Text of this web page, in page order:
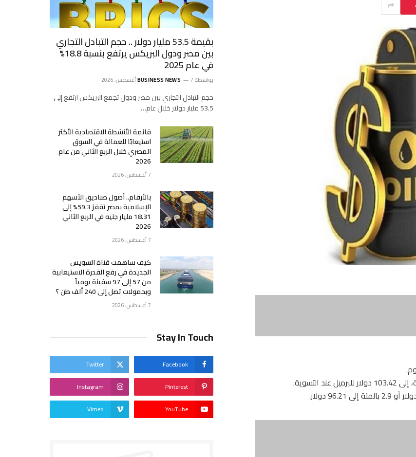
بقيمة 53.5 مليار دولار .. حجم التبادل التجاري
بين مصر ودول البريكس يرتفع بنسبة 18.8%
في عام 2025
بواسطة BUSINESS NEWS 7 أغسطس، 2026
حجم التبادل التجاري بين مصر ودول تجمع البريكس ارتفع إلى
53.5 مليار دولار خلال عام…
قائمة الأنشطة الاقتصادية الأكثر
استيعابًا للعمالة في السوق
المصري خلال الربع الثاني من عام
2026
7 أغسطس، 2026
بالأرقام.. أصول صناديق الأسهم
الإسلامية بمصر تقفز 59.3% إلى
18.31 مليار جنيه في الربع الثاني
2026
7 أغسطس، 2026
كيف ساهمت قناة السويس
الجديدة في رفع القدرة الاستيعابية
من 57 إلى 97 سفينة يومياً
وبحمولات تصل إلى 240 ألف طن ؟
7 أغسطس، 2026
Stay In Touch
Facebook
Twitter
Pinterest
Instagram
YouTube
Vimeo